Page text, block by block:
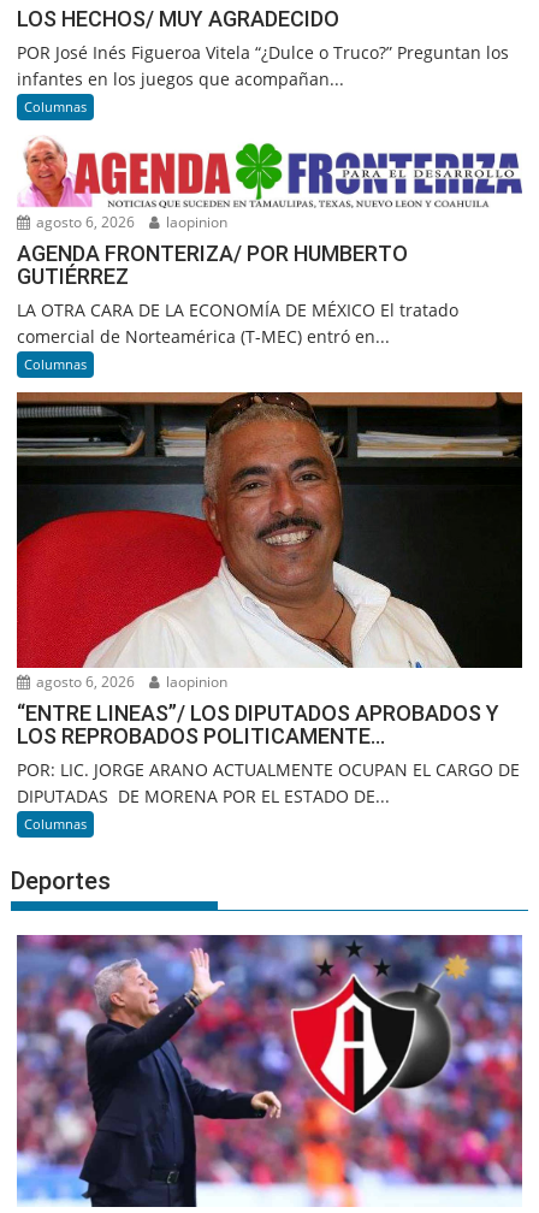
LOS HECHOS/ MUY AGRADECIDO
POR José Inés Figueroa Vitela “¿Dulce o Truco?” Preguntan los
infantes en los juegos que acompañan...
Columnas
agosto 6, 2026 laopinion
AGENDA FRONTERIZA/ POR HUMBERTO
GUTIÉRREZ
LA OTRA CARA DE LA ECONOMÍA DE MÉXICO El tratado
comercial de Norteamérica (T-MEC) entró en...
Columnas
agosto 6, 2026 laopinion
“ENTRE LINEAS”/ LOS DIPUTADOS APROBADOS Y
LOS REPROBADOS POLITICAMENTE…
POR: LIC. JORGE ARANO ACTUALMENTE OCUPAN EL CARGO DE
DIPUTADAS DE MORENA POR EL ESTADO DE...
Columnas
Deportes